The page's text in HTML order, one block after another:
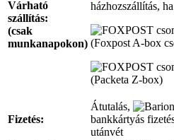
Várható
szállítás:
(csak
munkanapokon)
házhozszállítás,
(Foxpost A-box
(Packeta Z-box)
Fizetés:
Átutalás,
bankkártyás
utánvét